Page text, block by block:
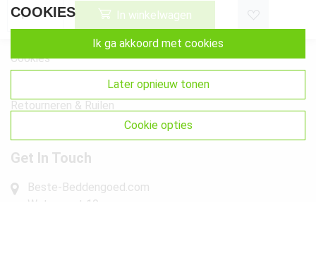
In winkelwagen
Voorwaarden
Cookies
Retourneren & Ruilen
Get In Touch
Beste-Beddengoed.com
Watermunt 10
COOKIES
ik ga akkoord met cookies
later opnieuw tonen
cookie opties